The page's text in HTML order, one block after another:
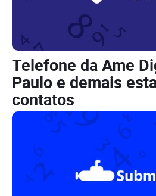
Telefone da Ame
Paulo e demais
contatos